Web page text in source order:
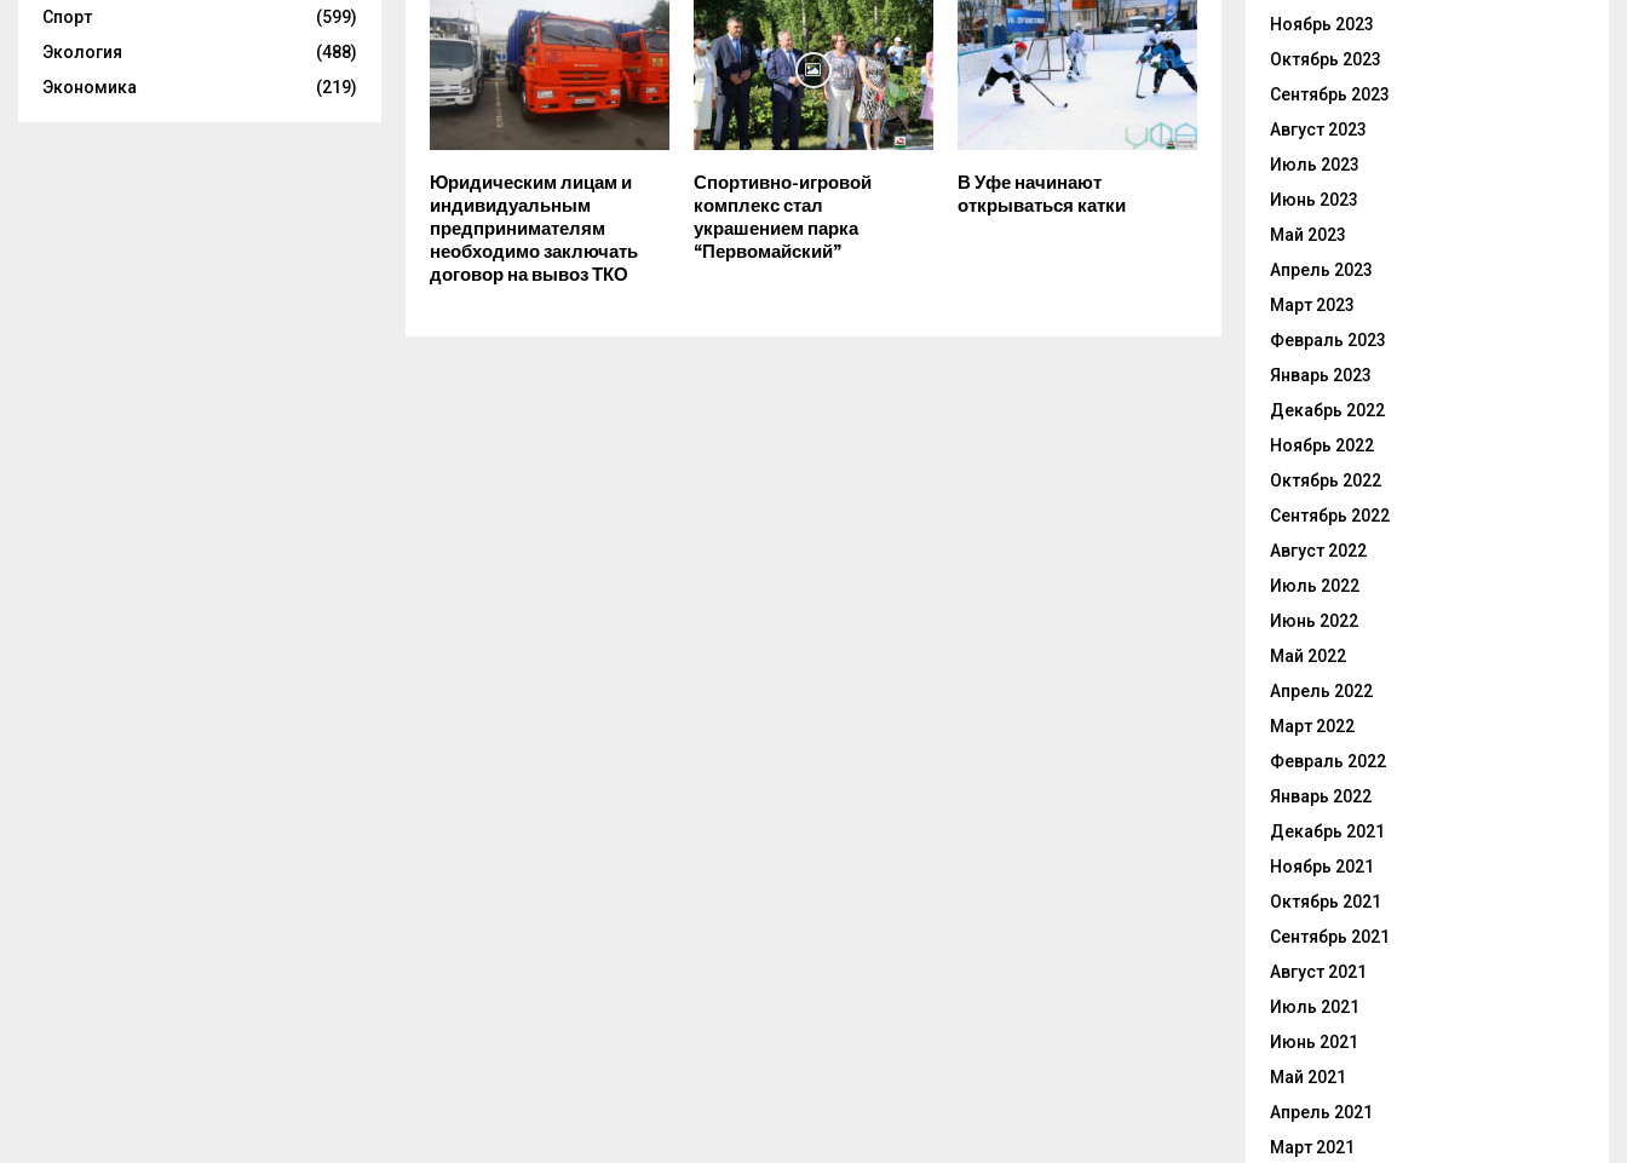
Юридическим лицам и
индивидуальным
предпринимателям
необходимо заключать
договор на вывоз ТКО
Спортивно-игровой
комплекс стал
украшением парка
“Первомайский”
В Уфе начинают
открываться катки
Спорт
(599)
Экология
(488)
Экономика
(219)
Ноябрь 2023
Октябрь 2023
Сентябрь 2023
Август 2023
Июль 2023
Июнь 2023
Май 2023
Апрель 2023
Март 2023
Февраль 2023
Январь 2023
Декабрь 2022
Ноябрь 2022
Октябрь 2022
Сентябрь 2022
Август 2022
Июль 2022
Июнь 2022
Май 2022
Апрель 2022
Март 2022
Февраль 2022
Январь 2022
Декабрь 2021
Ноябрь 2021
Октябрь 2021
Сентябрь 2021
Август 2021
Июль 2021
Июнь 2021
Май 2021
Апрель 2021
Март 2021